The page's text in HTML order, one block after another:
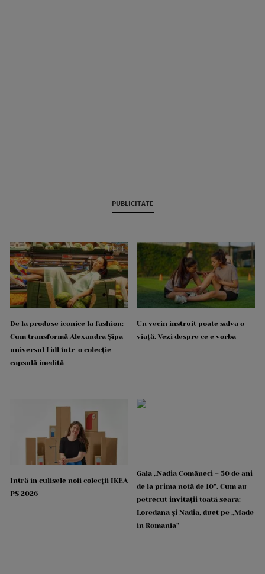
PUBLICITATE
De la produse iconice la fashion:
Cum transformă Alexandra Șipa
universul Lidl într-o colecție-
capsulă inedită
Un vecin instruit poate salva o
viață. Vezi despre ce e vorba
Intră în culisele noii colecții IKEA
PS 2026
Gala „Nadia Comăneci – 50 de ani
de la prima notă de 10”. Cum au
petrecut invitații toată seara:
Loredana și Nadia, duet pe „Made
in Romania”